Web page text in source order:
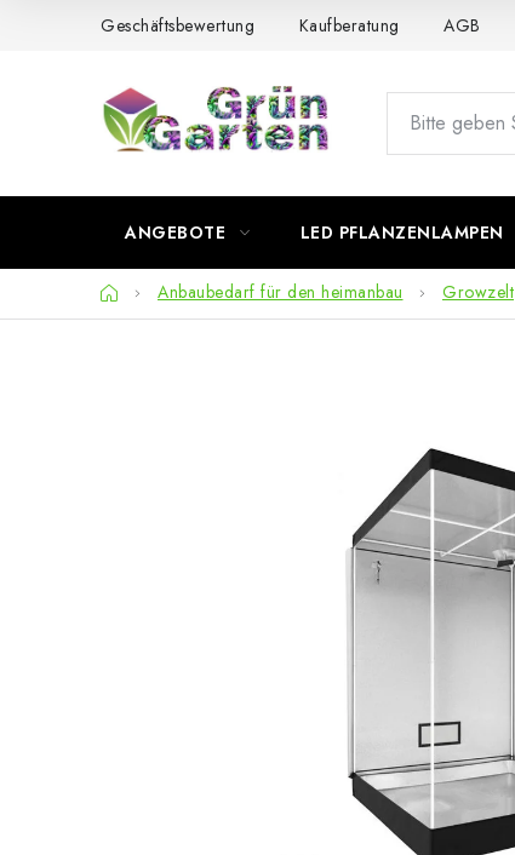
Geschäftsbewertung Kaufberatung AGB
ANGEBOTE LED PFLANZENLAMPEN
StartseiteAnbaubedarf für den heimanbau Growzelt